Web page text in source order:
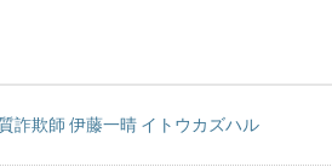
詐欺師 伊藤一晴 イトウカズハル